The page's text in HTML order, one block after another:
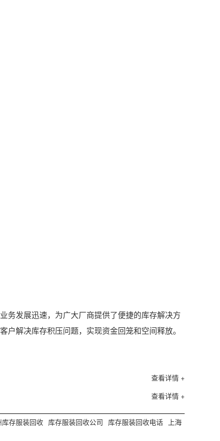
务发展迅速，为广大厂商提供了便捷的库存解决方
解决库存积压问题，实现资金回笼和空间释放。
查看详情 +
查看详情 +
库存服装回收 库存服装回收公司 库存服装回收电话
上海